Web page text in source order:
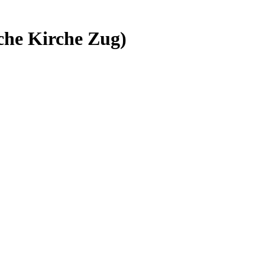
Kirche Zug)